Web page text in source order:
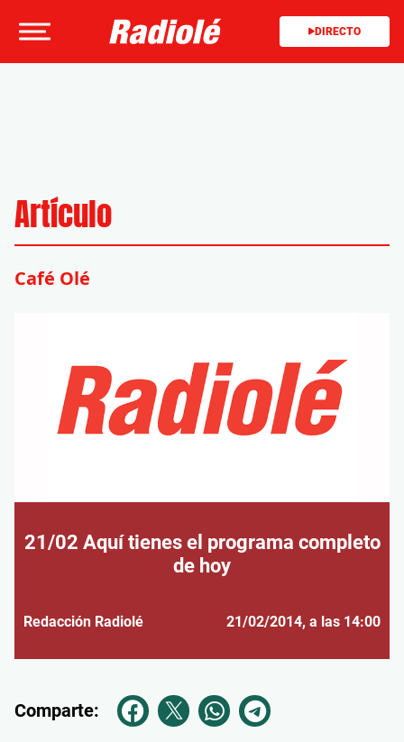
DIRECTO
Artículo
Café Olé
21/02 Aquí tienes el programa completo
de hoy
Redacción Radiolé 21/02/2014, a las 14:00
Comparte: